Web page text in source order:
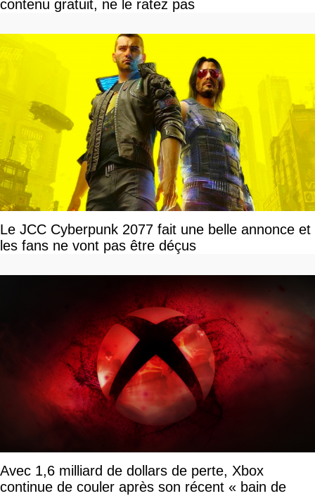
contenu gratuit, ne le ratez pas
Le JCC Cyberpunk 2077 fait une belle annonce et
les fans ne vont pas être déçus
Avec 1,6 milliard de dollars de perte, Xbox
continue de couler après son récent « bain de